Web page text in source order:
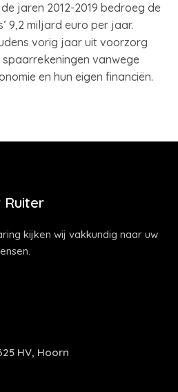
jaren 2012-2019 bedroeg de
9,2 miljard euro per jaar.
vorig jaar uit voorzorg
vanwege
en hun eigen financiën.
Ruiter
kijken wij vakkundig naar uw
HV, Hoorn